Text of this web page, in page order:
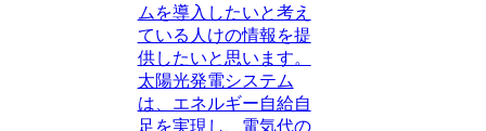
ムを導入したいと考え
ている人けの情報を提
供したいと思います。
太陽光発電システム
は、エネルギー自給自
足を実現し、電気代の